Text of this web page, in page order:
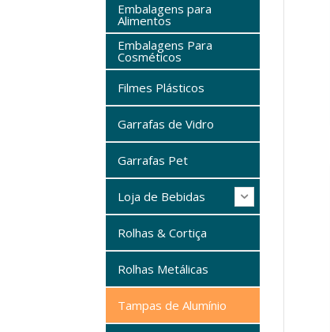
Embalagens para
Alimentos
Embalagens Para
Cosméticos
Filmes Plásticos
Garrafas de Vidro
Garrafas Pet
Loja de Bebidas
Rolhas & Cortiça
Rolhas Metálicas
Tampas de Alumínio